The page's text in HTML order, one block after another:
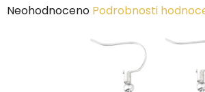
Průměrné
Neohodnoceno Podrobnosti